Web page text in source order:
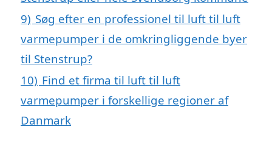
9) Søg efter en professionel til luft til luft
varmepumper i de omkringliggende byer
til Stenstrup?
10) Find et firma til luft til luft
varmepumper i forskellige regioner af
Danmark